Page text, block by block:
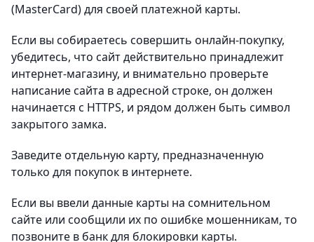
(MasterCard) для своей платежной карты.
Если вы собираетесь совершить онлайн-покупку,
убедитесь, что сайт действительно принадлежит
интернет-магазину, и внимательно проверьте
написание сайта в адресной строке, он должен
начинается с HTTPS, и рядом должен быть символ
закрытого замка.
Заведите отдельную карту, предназначенную
только для покупок в интернете.
Если вы ввели данные карты на сомнительном
сайте или сообщили их по ошибке мошенникам, то
позвоните в банк для блокировки карты.